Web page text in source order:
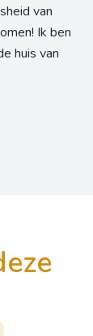
van
Ik ben
huis van